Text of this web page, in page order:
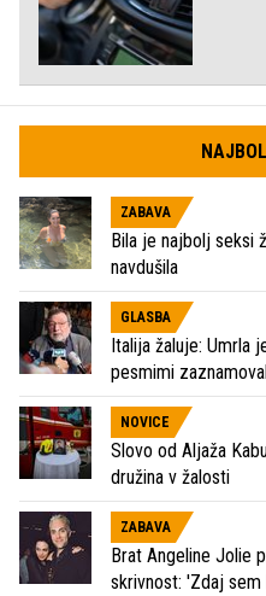
ZABAVA
Bila je najbolj seksi
navdušila
GLASBA
Italija žaluje: Umrla
pesmimi
NOVICE
Slovo od Aljaža
družina v žalosti
ZABAVA
Brat Angeline Jolie
skrivnost: 'Zdaj